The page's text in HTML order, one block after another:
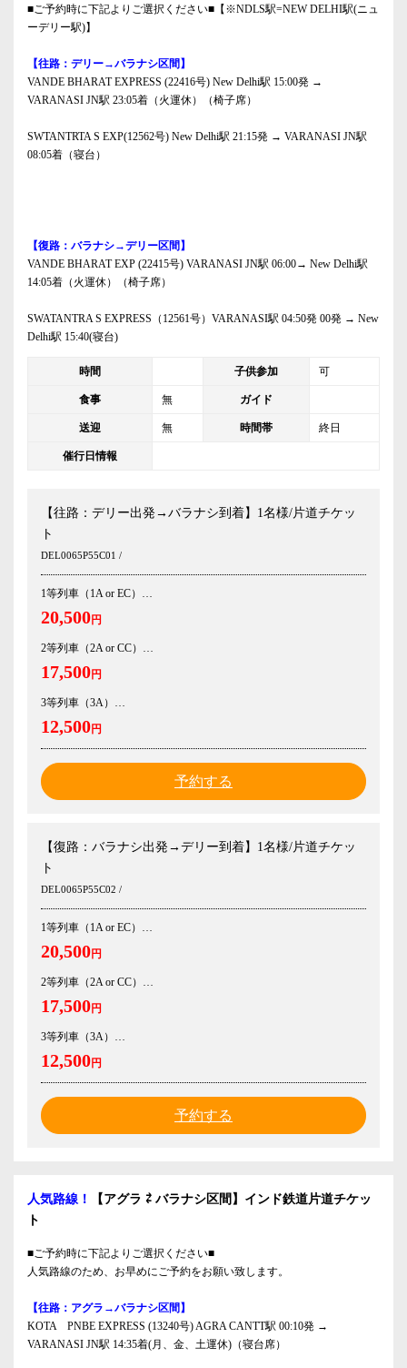
■ご予約時に下記よりご選択ください■【※NDLS駅=NEW DELHI駅(ニュ
ーデリー駅)】
【往路：デリー→バラナシ区間】
VANDE BHARAT EXPRESS (22416号) New Delhi駅 15:00発 →
VARANASI JN駅 23:05着（火運休）（椅子席）
SWTANTRTA S EXP(12562号) New Delhi駅 21:15発 → VARANASI JN駅
08:05着（寝台）
【復路：バラナシ→デリー区間】
VANDE BHARAT EXP (22415号) VARANASI JN駅 06:00→ New Delhi駅
14:05着（火運休）（椅子席）
SWATANTRA S EXPRESS（12561号）VARANASI駅 04:50発 00発 → New
Delhi駅 15:40(寝台)
時間 子供参加 可
食事 無 ガイド
送迎 無 時間帯 終日
催行日情報
【往路：デリー出発→バラナシ到着】1名様/片道チケッ
ト
DEL0065P55C01 /
1等列車（1A or EC）
20,500円
2等列車（2A or CC）
17,500円
3等列車（3A）
12,500円
予約する
【復路：バラナシ出発→デリー到着】1名様/片道チケッ
ト
DEL0065P55C02 /
1等列車（1A or EC）
20,500円
2等列車（2A or CC）
17,500円
3等列車（3A）
12,500円
予約する
人気路線！
【アグラ ⇄ バラナシ区間】インド鉄道片道チケッ
ト
■ご予約時に下記よりご選択ください■
人気路線のため、お早めにご予約をお願い致します。
【往路：アグラ→バラナシ区間】
KOTA PNBE EXPRESS (13240号) AGRA CANTT駅 00:10発 →
VARANASI JN駅 14:35着(月、金、土運休)（寝台席）